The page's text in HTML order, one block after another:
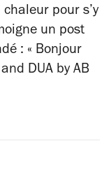
pour s’y
un post
: « Bonjour
DUA by AB